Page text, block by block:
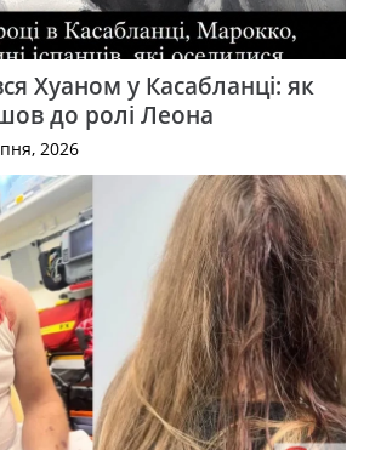
Хуаном у Касабланці: як
до ролі Леона
2026